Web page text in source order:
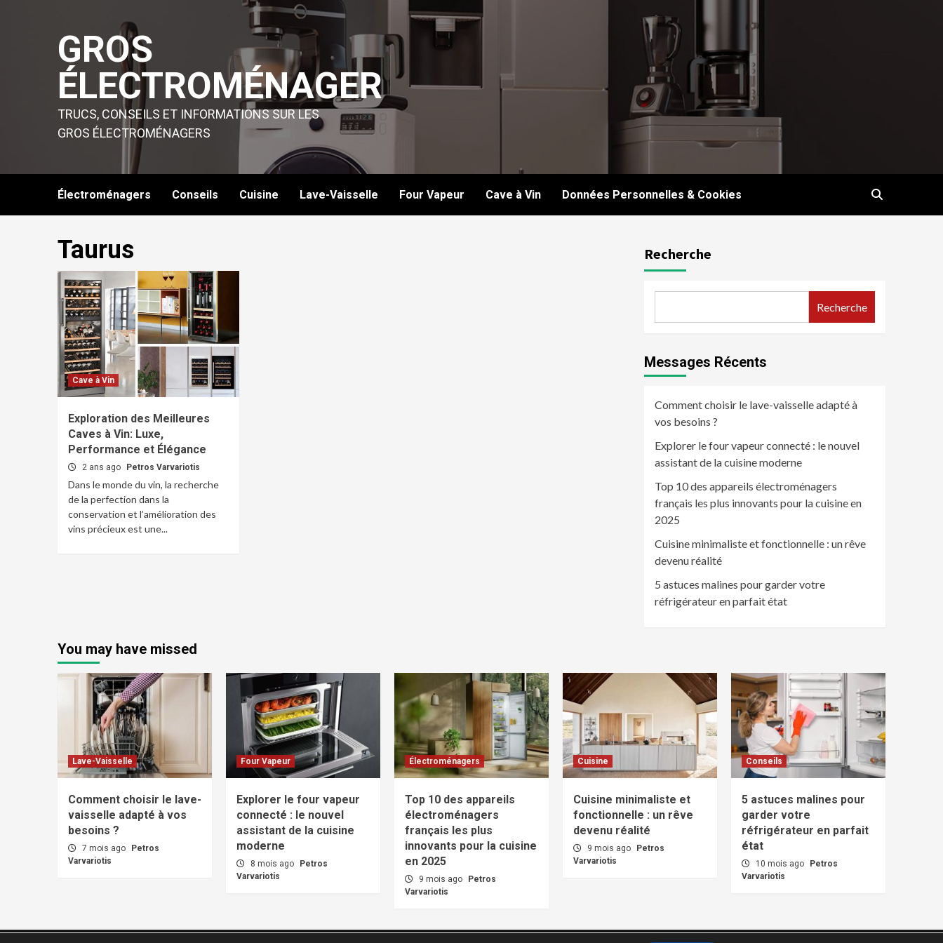
GROS
ÉLECTROMÉNAGER
TRUCS, CONSEILS ET INFORMATIONS SUR LES
GROS ÉLECTROMÉNAGERS
Électroménagers Conseils Cuisine Lave-Vaisselle Four Vapeur Cave à Vin Données Personnelles & Cookies
Taurus
Cave à Vin
Exploration des Meilleures
Caves à Vin: Luxe,
Performance et Élégance
2 ans ago Petros Varvariotis
Dans le monde du vin, la recherche
de la perfection dans la
conservation et l’amélioration des
vins précieux est une...
Recherche
Recherche
Messages Récents
Comment choisir le lave-vaisselle adapté à
vos besoins ?
Explorer le four vapeur connecté : le nouvel
assistant de la cuisine moderne
Top 10 des appareils électroménagers
français les plus innovants pour la cuisine en
2025
Cuisine minimaliste et fonctionnelle : un rêve
devenu réalité
5 astuces malines pour garder votre
réfrigérateur en parfait état
You may have missed
Lave-Vaisselle
Comment choisir le lave-
vaisselle adapté à vos
besoins ?
7 mois ago
Petros
Varvariotis
Four Vapeur
Explorer le four vapeur
connecté : le nouvel
assistant de la cuisine
moderne
8 mois ago
Petros
Varvariotis
Électroménagers
Top 10 des appareils
électroménagers
français les plus
innovants pour la cuisine
en 2025
9 mois ago
Petros
Varvariotis
Cuisine
Cuisine minimaliste et
fonctionnelle : un rêve
devenu réalité
9 mois ago
Petros
Varvariotis
Conseils
5 astuces malines pour
garder votre
réfrigérateur en parfait
état
10 mois ago
Petros
Varvariotis